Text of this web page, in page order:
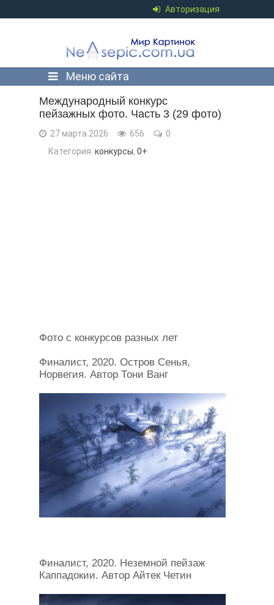
Авторизация
Меню сайта
Международный конкурс
пейзажных фото. Часть 3 (29 фото)
27 марта 2026 656
0
Категория: конкурсы, 0+
Фото с конкурсов разных лет
Финалист, 2020. Остров Сенья,
Норвегия. Автор Тони Ванг
Финалист, 2020. Неземной пейзаж
Каппадокии. Автор Айтек Четин